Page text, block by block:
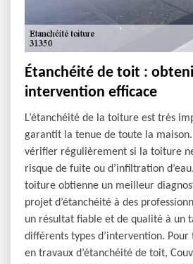
Étanchéité de toit :
intervention efficace
L’étanchéité de la toiture est très
garantit la tenue de toute la
vérifier régulièrement si la toiture
risque de fuite ou d’infiltration
toiture obtienne un meilleur
projet d’étanchéité à des
un résultat fiable et de qualité à un
différents types d’intervention. Pour
en travaux d’étanchéité de toit,